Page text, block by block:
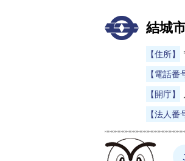
結城
【住所】
【電話番
【開庁】
【法人番